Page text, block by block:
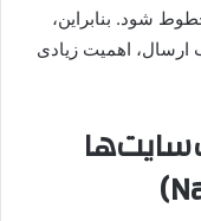
شود. بنابراین،
اهمیت زیادی